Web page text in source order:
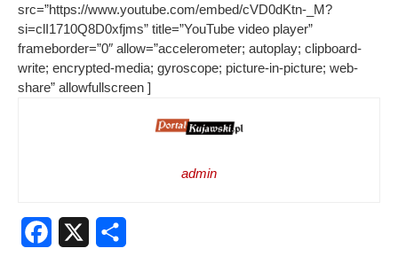
src=”https://www.youtube.com/embed/cVD0dKtn-_M?
si=clI1710Q8D0xfjms” title=”YouTube video player”
frameborder=”0″ allow=”accelerometer; autoplay; clipboard-
write; encrypted-media; gyroscope; picture-in-picture; web-
share” allowfullscreen ]
admin
Facebook